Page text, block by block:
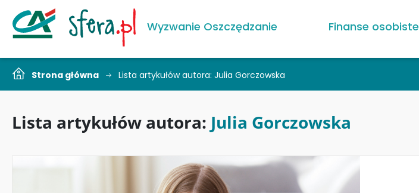
Wyzwanie Oszczędzanie Finanse osobiste
Strona główna Lista artykułów autora: Julia Gorczowska
Lista artykułów autora: Julia Gorczowska